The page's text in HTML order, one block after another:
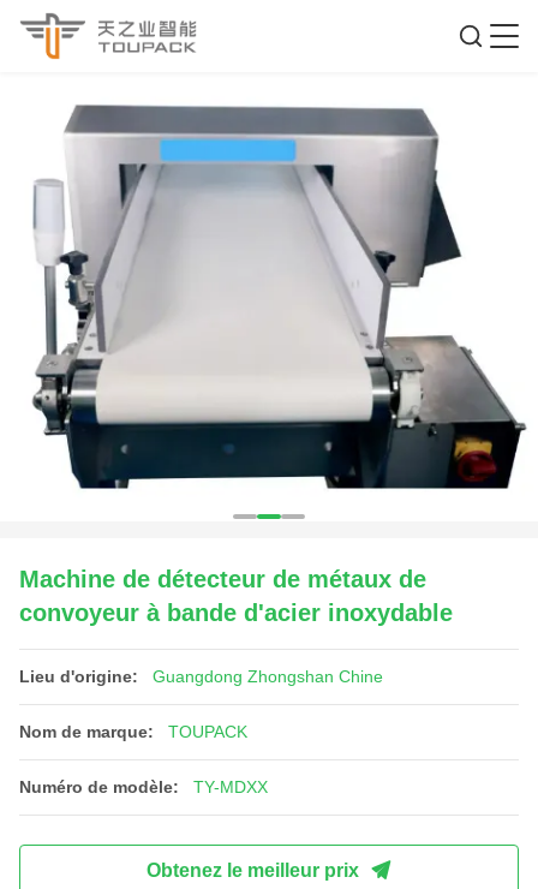
Machine de détecteur de métaux de
convoyeur à bande d'acier inoxydable
Lieu d'origine: Guangdong Zhongshan Chine
Nom de marque: TOUPACK
Numéro de modèle: TY-MDXX
Obtenez le meilleur prix